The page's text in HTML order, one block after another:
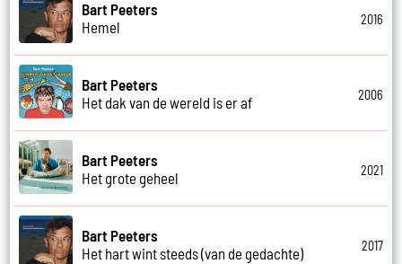
Bart Peeters
Hemel
2016
Bart Peeters
Het dak van de wereld is er af
2006
Bart Peeters
Het grote geheel
2021
Bart Peeters
Het hart wint steeds (van de gedachte)
2017